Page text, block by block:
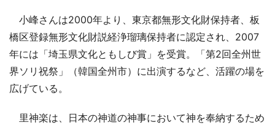
小峰さんは2000年より、東京都無形文化財保持者、板
橋区登録無形文化財説経浄瑠璃保持者に認定され、2007
年には「埼玉県文化ともしび賞」を受賞。「第2回全州世
界ソリ祝祭」（韓国全州市）に出演するなど、活躍の場を
広げている。
里神楽は、日本の神道の神事において神を奉納するため